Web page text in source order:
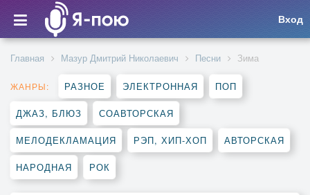
Вход
Главная Мазур Дмитрий Николаевич Песни Зима
ЖАНРЫ: РАЗНОЕ ЭЛЕКТРОННАЯ ПОП
ДЖАЗ, БЛЮЗ СОАВТОРСКАЯ
МЕЛОДЕКЛАМАЦИЯ РЭП, ХИП-ХОП АВТОРСКАЯ
НАРОДНАЯ РОК